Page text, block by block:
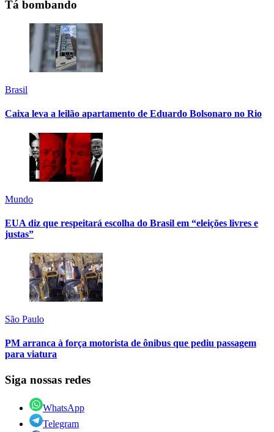
Tá bombando
Brasil
Caixa leva a leilão apartamento de Eduardo Bolsonaro no Rio
Mundo
EUA diz que respeitará escolha do Brasil em “eleições livres e
justas”
São Paulo
PM arranca à força motorista de ônibus que pediu passagem
para viatura
Siga nossas redes
WhatsApp
Telegram